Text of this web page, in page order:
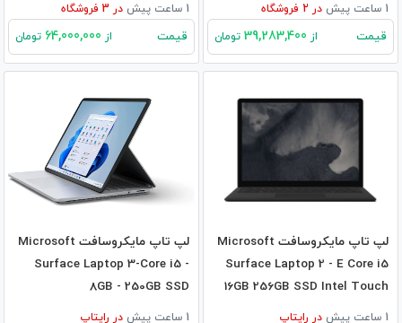
1 ساعت پیش در فروشگاه
قیمت از تومان
1 ساعت پیش در فروشگاه
قیمت از تومان
لپ تاپ مایکروسافت Microsoft
Surface Laptop 2 - E Core i5
16GB 256GB SSD Intel Touch
1 ساعت پیش در رایتاپ
لپ تاپ مایکروسافت Microsoft
Surface Laptop 3-Core i5 -
8GB - 250GB SSD
1 ساعت پیش در رایتاپ